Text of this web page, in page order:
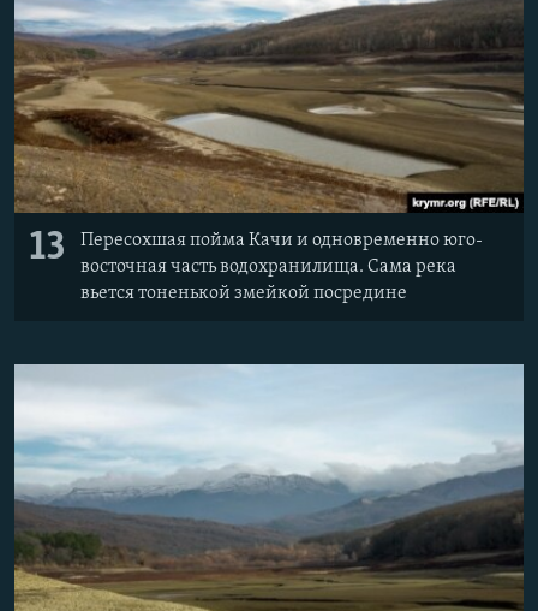
13
Пересохшая пойма Качи и одновременно юго-
восточная часть водохранилища. Сама река
вьется тоненькой змейкой посредине